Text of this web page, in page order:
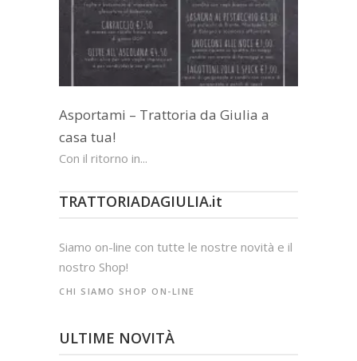
Asportami – Trattoria da Giulia a
casa tua!
Con il ritorno in...
TRATTORIADAGIULIA.it
Siamo on-line con tutte le nostre novità e il
nostro Shop!
CHI SIAMO SHOP ON-LINE
ULTIME NOVITÀ